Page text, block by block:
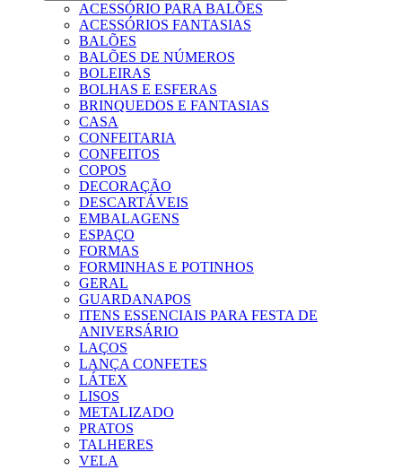
ACESSÓRIO PARA BALÕES
ACESSÓRIOS FANTASIAS
BALÕES
BALÕES DE NÚMEROS
BOLEIRAS
BOLHAS E ESFERAS
BRINQUEDOS E FANTASIAS
CASA
CONFEITARIA
CONFEITOS
COPOS
DECORAÇÃO
DESCARTÁVEIS
EMBALAGENS
ESPAÇO
FORMAS
FORMINHAS E POTINHOS
GERAL
GUARDANAPOS
ITENS ESSENCIAIS PARA FESTA DE
ANIVERSÁRIO
LAÇOS
LANÇA CONFETES
LÁTEX
LISOS
METALIZADO
PRATOS
TALHERES
VELA